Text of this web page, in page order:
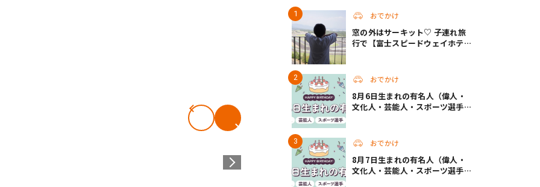
おでかけ
窓の外はサーキット♡ 子連れ旅
行で【富士スピードウェイホテ
おでかけ
8月6日生まれの有名人（偉人・
文化人・芸能人・スポーツ選手・
おでかけ
8月7日生まれの有名人（偉人・
文化人・芸能人・スポーツ選手・